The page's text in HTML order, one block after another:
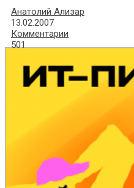
Анатолий Ализар
13.02.2007
Комментарии
501